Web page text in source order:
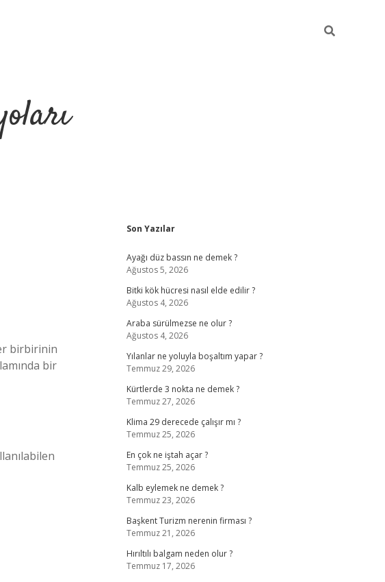
birbirinin
bir
Sidebar
Son Yazılar
Ayağı düz bassın ne demek ?
Ağustos 5, 2026
Bitki kök hücresi nasıl elde edilir ?
Ağustos 4, 2026
Araba sürülmezse ne olur ?
Ağustos 4, 2026
Yılanlar ne yoluyla boşaltım yapar ?
Temmuz 29, 2026
Kürtlerde 3 nokta ne demek ?
Temmuz 27, 2026
Klima 29 derecede çalışır mı ?
Temmuz 25, 2026
En çok ne iştah açar ?
Temmuz 25, 2026
Kalb eylemek ne demek ?
Temmuz 23, 2026
Başkent Turizm nerenin firması ?
Temmuz 21, 2026
Hırıltılı balgam neden olur ?
Temmuz 17, 2026